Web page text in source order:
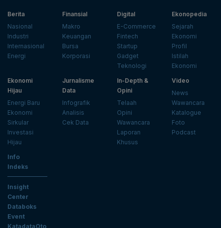
Berita
Nasional
Industri
Internasional
Energi
Finansial
Makro
Keuangan
Bursa
Korporasi
Digital
E-Commerce
Fintech
Startup
Gadget
Teknologi
Ekonopedia
Sejarah
Ekonomi
Profil
Istilah
Ekonomi
Ekonomi
Hijau
Energi Baru
Ekonomi
Sirkular
Investasi
Hijau
Jurnalisme
Data
Infografik
Analisis
Cek Data
In-Depth &
Opini
Telaah
Opini
Wawancara
Laporan
Khusus
Video
News
Wawancara
Katalogue
Foto
Podcast
Info
Indeks
Insight
Center
Databoks
Event
KatadataOto